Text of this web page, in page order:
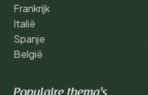
Frankrijk
Italië
Spanje
België